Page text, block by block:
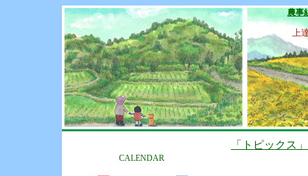
農事
上
CALENDAR
「トピックス